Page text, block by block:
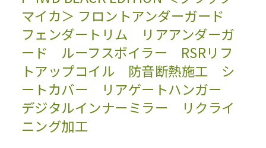
マイカ＞ フロントアンダーガード
フェンダートリム リアアンダーガ
ード ルーフスポイラー RSRリフ
トアップコイル 防音断熱施工 シ
ートカバー リアゲートハンガー
デジタルインナーミラー リクライ
ニング加工